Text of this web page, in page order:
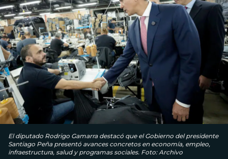
El diputado Rodrigo Gamarra destacó que el Gobierno del presidente
Santiago Peña presentó avances concretos en economía, empleo,
infraestructura, salud y programas sociales. Foto: Archivo